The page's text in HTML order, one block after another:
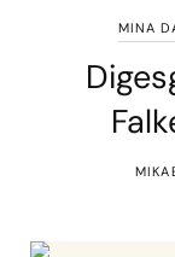
MINA